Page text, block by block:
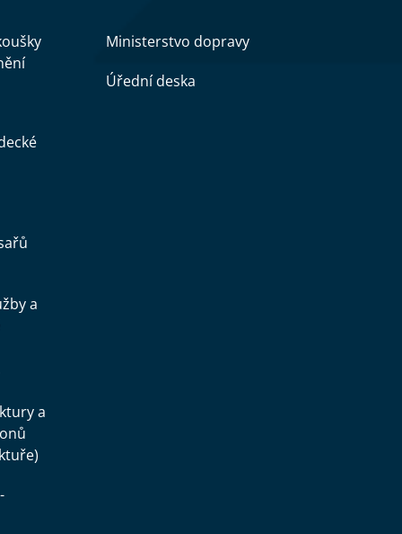
a
a
Ministerstvo dopravy
Úřední deska